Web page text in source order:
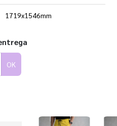
1719x1546mm
OK